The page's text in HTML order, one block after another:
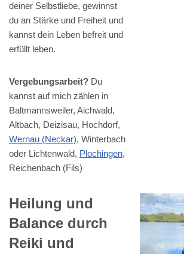
deiner Selbstliebe, gewinnst
du an Stärke und Freiheit und
kannst dein Leben befreit und
erfüllt leben.
Vergebungsarbeit? Du
kannst auf mich zählen in
Baltmannsweiler, Aichwald,
Altbach, Deizisau, Hochdorf,
Wernau (Neckar), Winterbach
oder Lichtenwald, Plochingen,
Reichenbach (Fils)
Heilung und
Balance durch
Reiki und